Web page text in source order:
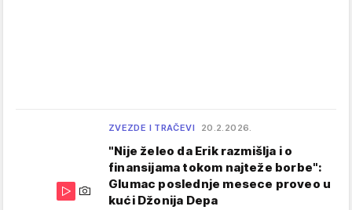
ZVEZDE I TRAČEVI 20.2.2026.
"Nije želeo da Erik razmišlja i o
finansijama tokom najteže borbe":
Glumac poslednje mesece proveo u
kući Džonija Depa